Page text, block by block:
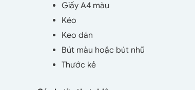
Giấy A4 màu
Kéo
Keo dán
Bút màu hoặc bút nhũ
Thước kẻ